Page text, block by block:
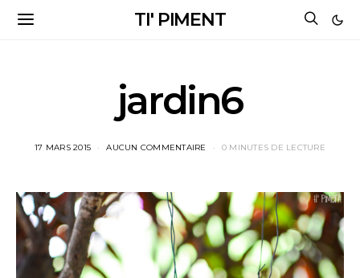
TI' PIMENT
jardin6
17 MARS 2015 AUCUN COMMENTAIRE 0 MINUTES DE LECTURE